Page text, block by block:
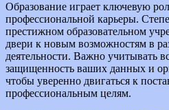
Образование играет ключевую
профессиональной карьеры.
престижном образовательном
двери к новым возможностям в
деятельности. Важно учитывать
защищенность ваших данных и
чтобы уверенно двигаться к
профессиональным целям.